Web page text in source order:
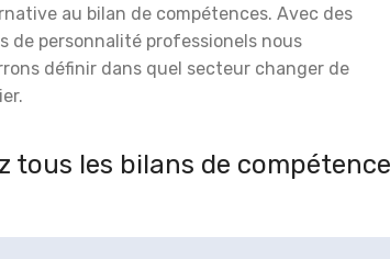
au bilan de compétences. Avec des
de personnalité professionels nous
définir dans quel secteur changer de
tous les bilans de